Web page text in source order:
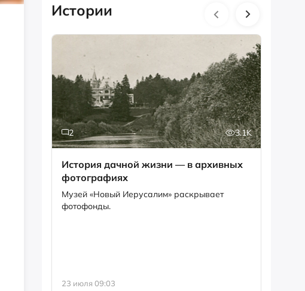
Истории
2 3.1K
История дачной жизни — в архивных
фотографиях
Музей «Новый Иерусалим» раскрывает
фотофонды.
23 июля 09:03